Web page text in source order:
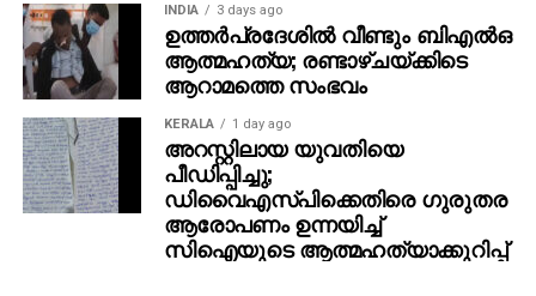
INDIA 3 days ago
ഉത്തര്‍പ്രദേശില്‍ വീണ്ടും ബിഎല്‍ഒ
ആത്മഹത്യ; രണ്ടാഴ്ചയ്ക്കിടെ
ആറാമത്തെ സംഭവം
KERALA 1 day ago
അറസ്റ്റിലായ യുവതിയെ
പീഡിപ്പിച്ചു;
ഡിവൈഎസ്പിക്കെതിരെ ഗുരുതര
ആരോപണം ഉന്നയിച്ച്
സിഐയുടെ ആത്മഹത്യാക്കുറിപ്പ്